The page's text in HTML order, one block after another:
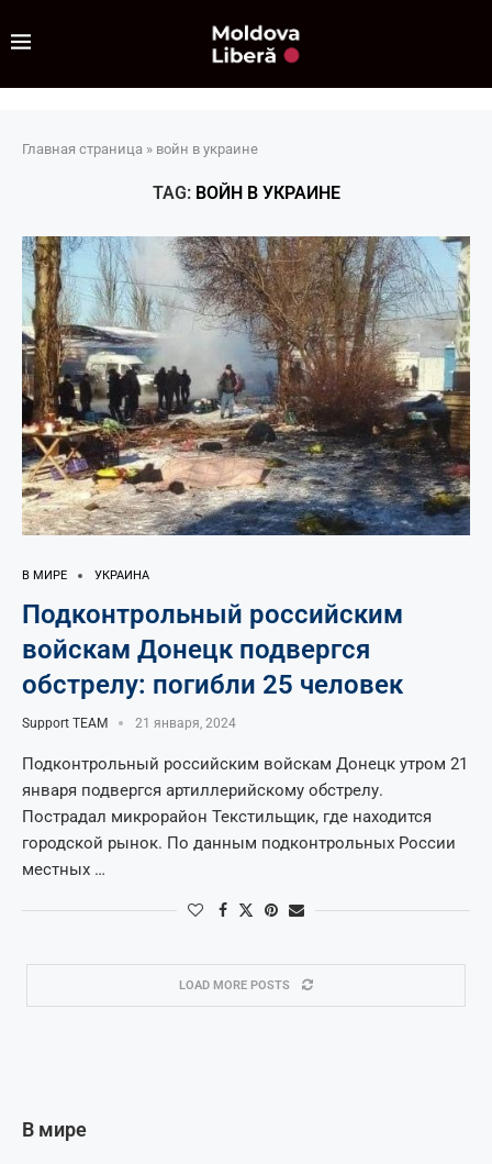
Главная страница » войн в украине
TAG: ВОЙН В УКРАИНЕ
В МИРЕ УКРАИНА
Подконтрольный российским
войскам Донецк подвергся
обстрелу: погибли 25 человек
Support TEAM 21 января, 2024
Подконтрольный российским войскам Донецк утром 21
января подвергся артиллерийскому обстрелу.
Пострадал микрорайон Текстильщик, где находится
городской рынок. По данным подконтрольных России
местных …
LOAD MORE POSTS
В мире